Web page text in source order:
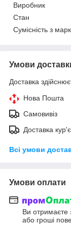
Виробник
Стан
Сумісність з
Умови
Доставка
Нова Пошта
Самовивіз
Доставка
Всі умови
Умови оплати
Ви отримаєте
або гроші